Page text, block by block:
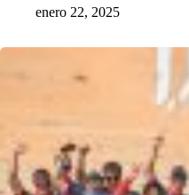
enero 22, 2025